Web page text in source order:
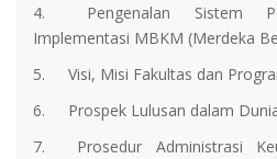
4.
Pengenalan Sistem
Implementasi MBKM (Merdeka
5.
Visi, Misi Fakultas dan
6.
Prospek Lulusan dalam
7.
Prosedur Administrasi